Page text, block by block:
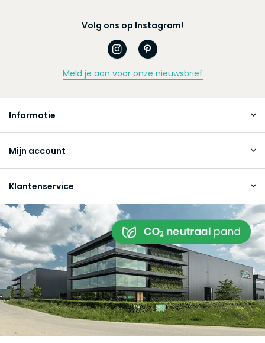
Volg ons op Instagram!
Meld je aan voor onze nieuwsbrief
Informatie
Mijn account
Klantenservice